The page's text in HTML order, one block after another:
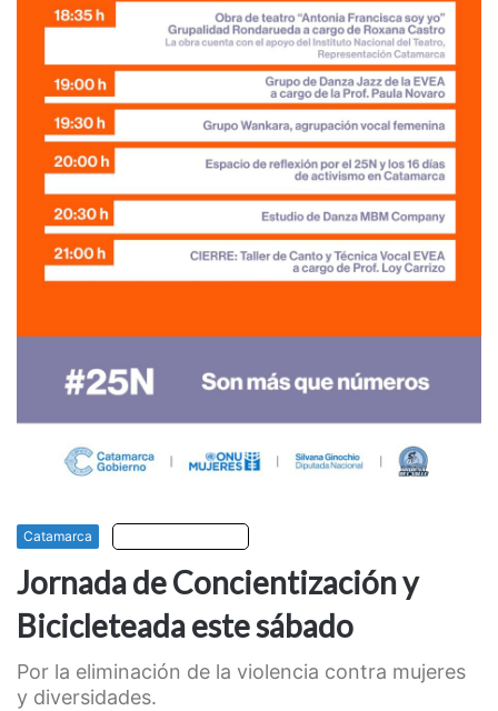
Catamarca
Jornada de Concientización y
Bicicleteada este sábado
Por la eliminación de la violencia contra mujeres
y diversidades.